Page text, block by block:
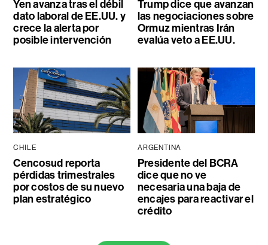
Yen avanza tras el débil
dato laboral de EE.UU. y
crece la alerta por
posible intervención
Trump dice que avanzan
las negociaciones sobre
Ormuz mientras Irán
evalúa veto a EE.UU.
CHILE
Cencosud reporta
pérdidas trimestrales
por costos de su nuevo
plan estratégico
ARGENTINA
Presidente del BCRA
dice que no ve
necesaria una baja de
encajes para reactivar el
crédito